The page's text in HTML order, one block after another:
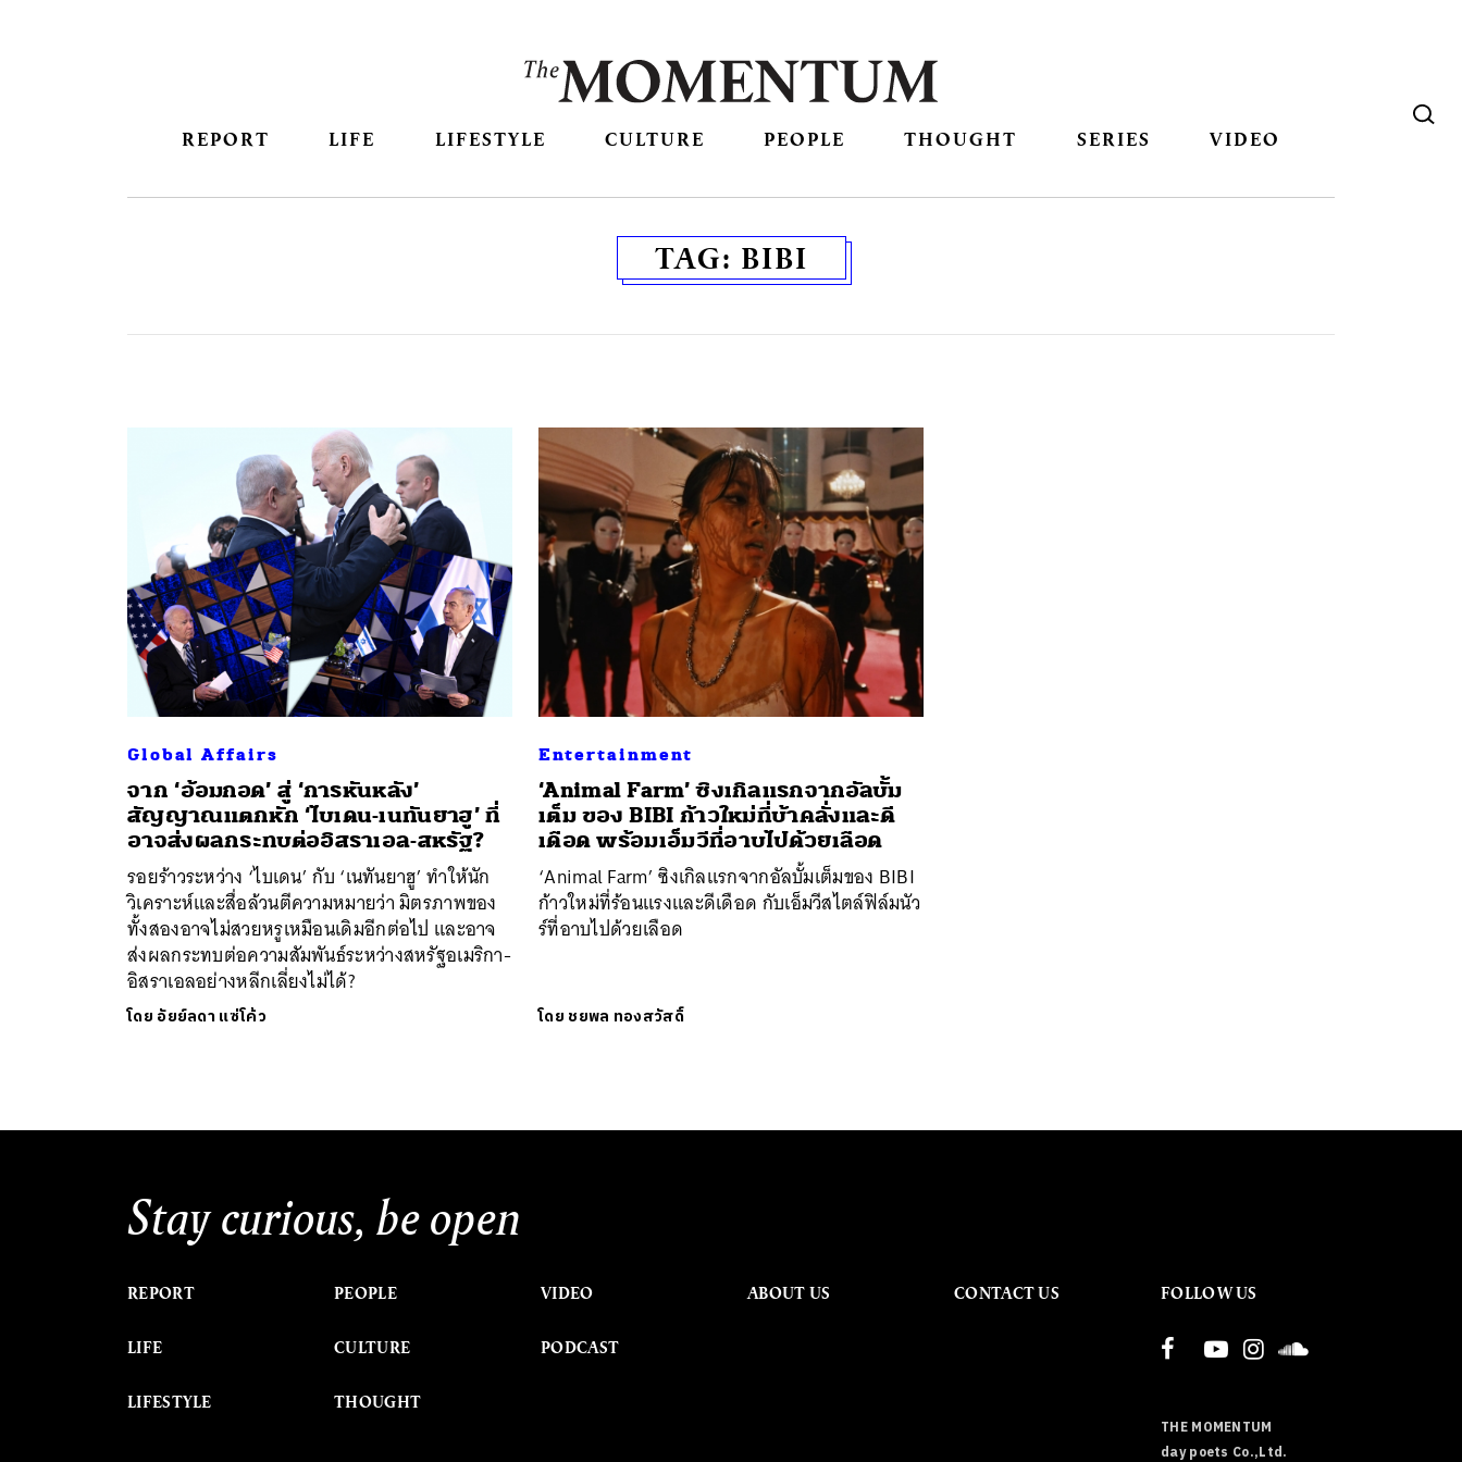
REPORT LIFE LIFESTYLE CULTURE PEOPLE THOUGHT SERIES VIDEO
TAG: BIBI
Global Affairs
จาก ‘อ้อมกอด’ สู่ ‘การหันหลัง’
สัญญาณแตกหัก ‘ไบเดน-เนทันยาฮู’ ที่
อาจส่งผลกระทบต่ออิสราเอล-สหรัฐ?
รอยร้าวระหว่าง ‘ไบเดน’ กับ ‘เนทันยาฮู’ ทำให้นัก
วิเคราะห์และสื่อล้วนตีความหมายว่า มิตรภาพของ
ทั้งสองอาจไม่สวยหรูเหมือนเดิมอีกต่อไป และอาจ
ส่งผลกระทบต่อความสัมพันธ์ระหว่างสหรัฐอเมริกา-
อิสราเอลอย่างหลีกเลี่ยงไม่ได้?
โดย อัยย์ลดา แซ่โค้ว
Entertainment
‘Animal Farm’ ซิงเกิลแรกจากอัลบั้ม
เต็ม ของ BIBI ก้าวใหม่ที่บ้าคลั่งและดี
เดือด พร้อมเอ็มวีที่อาบไปด้วยเลือด
‘Animal Farm’ ซิงเกิลแรกจากอัลบั้มเต็มของ BIBI
ก้าวใหม่ที่ร้อนแรงและดีเดือด กับเอ็มวีสไตล์ฟิล์มนัว
ร์ที่อาบไปด้วยเลือด
โดย ชยพล ทองสวัสดิ์
Stay curious, be open
REPORT
LIFE
LIFESTYLE
PEOPLE
CULTURE
THOUGHT
VIDEO
PODCAST
ABOUT US CONTACT US FOLLOW US
THE MOMENTUM
day poets Co.,Ltd.
ค้นหา
SHARE TWEET LINE EMAIL